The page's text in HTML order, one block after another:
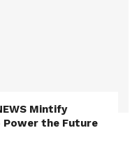
Mintify
Power the Future